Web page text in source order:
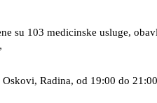
su 103 medicinske usluge,
Radina, od 19:00 do